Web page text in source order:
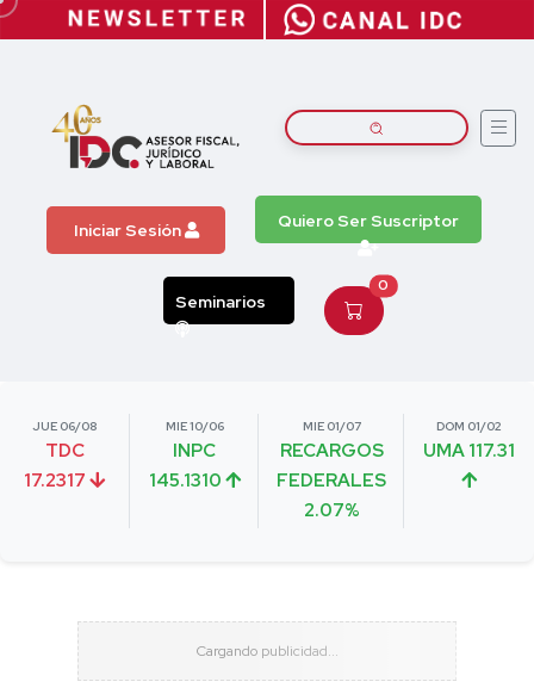
Iniciar Sesión Quiero Ser Suscriptor
Seminarios
0
JUE 06/08
TDC
17.2317
MIE 10/06
INPC
145.1310
MIE 01/07
RECARGOS
FEDERALES
2.07%
DOM 01/02
UMA 117.31